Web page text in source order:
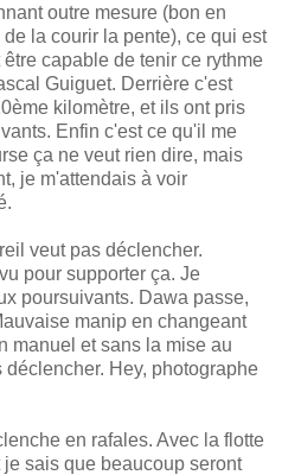
outre mesure (bon en
la courir la pente), ce qui est
capable de tenir ce rythme
Guiguet. Derrière c'est
kilomètre, et ils ont pris
Enfin c'est ce qu'il me
ça ne veut rien dire, mais
je m'attendais à voir
veut pas déclencher.
pour supporter ça. Je
poursuivants. Dawa passe,
manip en changeant
manuel et sans la mise au
Hey, photographe
en rafales. Avec la flotte
sais que beaucoup seront